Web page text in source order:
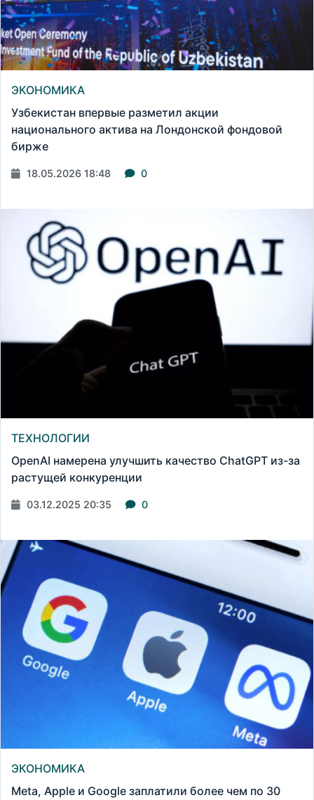
ЭКОНОМИКА
Узбекистан впервые разметил акции
национального актива на Лондонской фондовой
бирже
18.05.2026 18:48 0
ТЕХНОЛОГИИ
OpenAI намерена улучшить качество ChatGPT из-за
растущей конкуренции
03.12.2025 20:35 0
ЭКОНОМИКА
Meta, Apple и Google заплатили более чем по 30